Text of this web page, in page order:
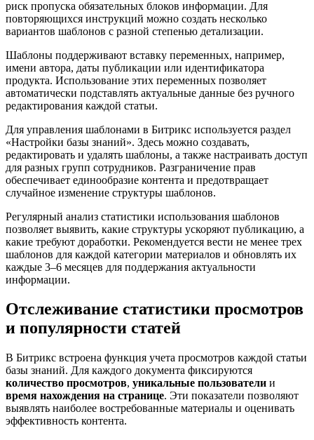
риск пропуска обязательных блоков информации. Для
повторяющихся инструкций можно создать несколько
вариантов шаблонов с разной степенью детализации.
Шаблоны поддерживают вставку переменных, например,
имени автора, даты публикации или идентификатора
продукта. Использование этих переменных позволяет
автоматически подставлять актуальные данные без ручного
редактирования каждой статьи.
Для управления шаблонами в Битрикс используется раздел
«Настройки базы знаний». Здесь можно создавать,
редактировать и удалять шаблоны, а также настраивать доступ
для разных групп сотрудников. Разграничение прав
обеспечивает единообразие контента и предотвращает
случайное изменение структуры шаблонов.
Регулярный анализ статистики использования шаблонов
позволяет выявить, какие структуры ускоряют публикацию, а
какие требуют доработки. Рекомендуется вести не менее трех
шаблонов для каждой категории материалов и обновлять их
каждые 3–6 месяцев для поддержания актуальности
информации.
Отслеживание статистики просмотров
и популярности статей
В Битрикс встроена функция учета просмотров каждой статьи
базы знаний. Для каждого документа фиксируются
количество просмотров, уникальные пользователи и
время нахождения на странице. Эти показатели позволяют
выявлять наиболее востребованные материалы и оценивать
эффективность контента.